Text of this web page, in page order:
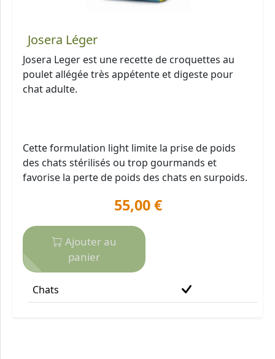
Josera Léger
Josera Leger est une recette de croquettes au
poulet allégée très appétente et digeste pour
chat adulte.
Cette formulation light limite la prise de poids
des chats stérilisés ou trop gourmands et
favorise la perte de poids des chats en surpoids.
55,00 €
Ajouter au
panier
Chats